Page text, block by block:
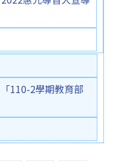
110-2學期教育部
is external)